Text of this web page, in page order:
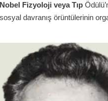
Fizyoloji veya Tıp
davranış örüntülerinin